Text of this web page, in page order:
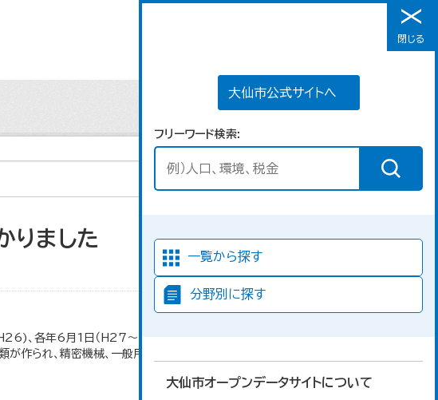
メニュー
大仙市公式サイトへ
フリーワード検索
一覧から探す
分野別に探す
大仙市オープンデータサイトについて
閉じる
りました
、各年6月1日（H27～）・平成23年のみ平成24年2月1日現
作られ、精密機械、一般用機械の分類は廃止。また、衣服は繊維